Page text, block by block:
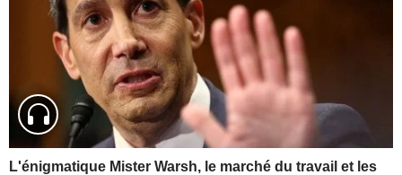
L'énigmatique Mister Warsh, le marché du travail et les